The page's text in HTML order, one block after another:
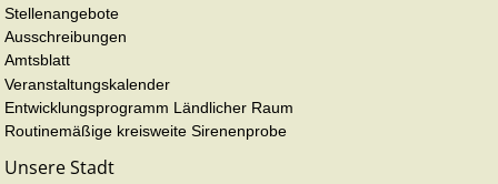
Stellenangebote
Ausschreibungen
Amtsblatt
Veranstaltungskalender
Entwicklungsprogramm Ländlicher Raum
Routinemäßige kreisweite Sirenenprobe
Unsere Stadt